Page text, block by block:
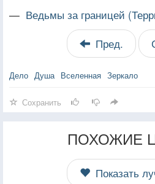
— Ведьмы за границей
Пред.
Дело Душа Вселенная Зеркало
Сохранить
ПОХОЖИЕ
Показать